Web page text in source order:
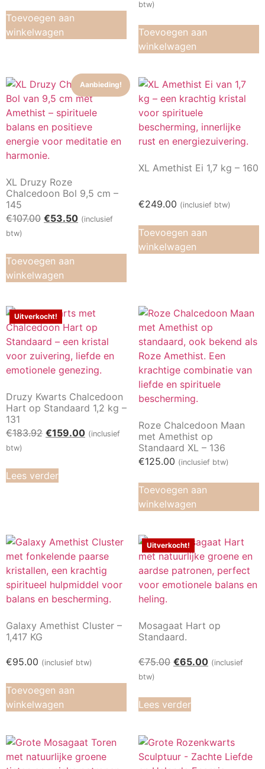
Toevoegen aan
winkelwagen
btw)
Toevoegen aan
winkelwagen
Aanbieding!
XL Druzy Roze
Chalcedoon Bol 9,5 cm –
145
€107.00 €53.50 (inclusief
btw)
Toevoegen aan
winkelwagen
XL Amethist Ei 1,7 kg – 160
€249.00 (inclusief btw)
Toevoegen aan
winkelwagen
Uitverkocht!
Druzy Kwarts Chalcedoon
Hart op Standaard 1,2 kg –
131
€183.92 €159.00 (inclusief
btw)
Lees verder
Roze Chalcedoon Maan
met Amethist op
Standaard XL – 136
€125.00 (inclusief btw)
Toevoegen aan
winkelwagen
Galaxy Amethist Cluster –
1,417 KG
€95.00 (inclusief btw)
Toevoegen aan
winkelwagen
Uitverkocht!
Mosagaat Hart op
Standaard.
€75.00 €65.00 (inclusief
btw)
Lees verder